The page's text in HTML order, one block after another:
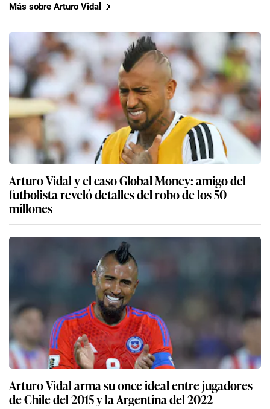
Más sobre Arturo Vidal
Arturo Vidal y el caso Global Money: amigo del
futbolista reveló detalles del robo de los 50
millones
Arturo Vidal arma su once ideal entre jugadores
de Chile del 2015 y la Argentina del 2022